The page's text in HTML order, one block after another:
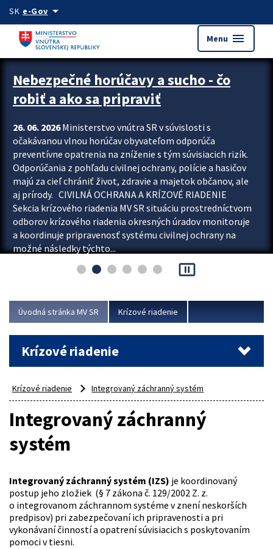
Preskocit na hlavný obsah
SK e-Govarrow_drop_down
Menu menu
Zastavit automatický posun upútavok
Nebezpečné horúčavy a sucho - čo
robiť a ako sa pripraviť
26. 06. 2026Ministerstvo vnútra SR v súvislosti s
očakávanou vlnou horúčav obyvateľom odporúča
preventívne opatrenia na zníženie s tým súvisiacich rizík.
Odporúčania z pohľadu civilnej ochrany, polície a hasičov
majú za cieľ chrániť život, zdravie a majetok občanov, ale
aj prírody. CIVILNÁ OCHRANA A KRÍZOVÉ RIADENIE
Sekcia krízového riadenia MV SR situáciu prostredníctvom
odborov krízového riadenia okresných úradov monitoruje
a koordinuje pripravenosť systému civilnej ochrany na
možné následky týchto...
pause_presentation
Úvodná stránka MV SR Krízové riadenie
Krízové riadenie
Krízové riadenie Integrovaný záchranný systém
Integrovaný záchranný
systém
Integrovaný záchranný systém (IZS) je koordinovaný
postup jeho zložiek (§ 7 zákona č. 129/2002 Z. z.
o integrovanom záchrannom systéme v znení neskorších
predpisov) pri zabezpečovaní ich pripravenosti a pri
vykonávaní činností a opatrení súvisiacich s poskytovaním
pomoci v tiesni.